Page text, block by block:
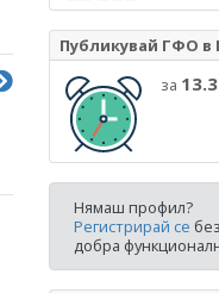
Публикувай ГФО
за
Нямаш профил?
Регистрирай се
добра